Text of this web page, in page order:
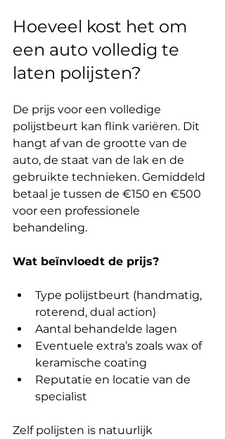
Hoeveel kost het om
een ​​auto volledig te
laten polijsten?
De prijs voor een volledige
polijstbeurt kan flink variëren. Dit
hangt af van de grootte van de
auto, de staat van de lak en de
gebruikte technieken. Gemiddeld
betaal je tussen de €150 en €500
voor een professionele
behandeling.
Wat beïnvloedt de prijs?
Type polijstbeurt (handmatig,
roterend, dual action)
Aantal behandelde lagen
Eventuele extra’s zoals wax of
keramische coating
Reputatie en locatie van de
specialist
Zelf polijsten is natuurlijk